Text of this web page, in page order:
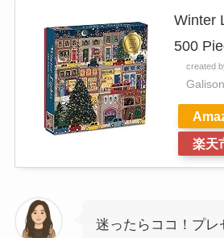
Winter
500
created
Galison
楽天
迷ったらココ！プレ